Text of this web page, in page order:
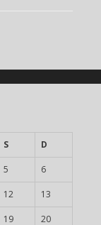
S D
5 6
12 13
19 20